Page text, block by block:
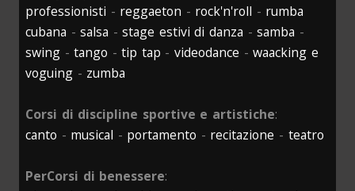
professionisti - reggaeton - rock'n'roll - rumba
cubana -salsa -stage estivi di danza -samba -
swing -tango -tip tap -videodance -waacking e
voguing - zumba
Corsi di discipline sportive e artistiche:
canto - musical - portamento - recitazione - teatro
PerCorsi di benessere: